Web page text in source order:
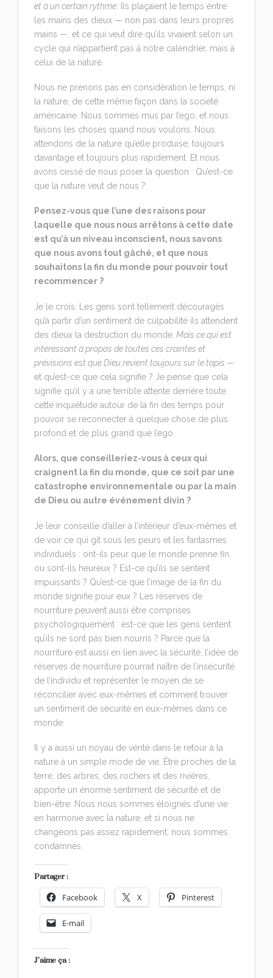
et à un certain rythme . Ils plaçaient le temps entre
les mains des dieux — non pas dans leurs propres
mains —, et ce qui veut dire qu’ils vivaient selon un
cycle qui n’appartient pas à notre calendrier, mais à
celui de la nature.
Nous ne prenons pas en considération le temps, ni
la nature, de cette même façon dans la société
américaine. Nous sommes mus par l’ego, et nous
faisons les choses quand nous voulons. Nous
attendons de la nature qu’elle produise, toujours
davantage et toujours plus rapidement. Et nous
avons cessé de nous poser la question : Qu’est-ce
que la nature veut de nous ?
Pensez-vous que l’une des raisons pour
laquelle que nous nous arrêtons à cette date
est qu’à un niveau inconscient, nous savons
que nous avons tout gâché, et que nous
souhaitons la fin du monde pour pouvoir tout
recommencer ?
Je le crois. Les gens sont tellement découragés
qu’à partir d’un sentiment de culpabilité ils attendent
des dieux la destruction du monde. Mais ce qui est
intéressant à propos de toutes ces craintes et
prévisions est que Dieu revient toujours sur le tapis —
et qu’est-ce que cela signifie ? Je pense que cela
signifie qu’il y a une terrible attente derrière toute
cette inquiétude autour de la fin des temps pour
pouvoir se reconnecter à quelque chose de plus
profond et de plus grand que l’ego.
Alors, que conseilleriez-vous à ceux qui
craignent la fin du monde, que ce soit par une
catastrophe environnementale ou par la main
de Dieu ou autre événement divin ?
Je leur conseille d’aller à l’intérieur d’eux-mêmes et
de voir ce qui git sous les peurs et les fantasmes
individuels : ont-ils peur que le monde prenne fin,
ou sont-ils heureux ? Est-ce qu’ils se sentent
impuissants ? Qu’est-ce que l’image de la fin du
monde signifie pour eux ? Les réserves de
nourriture peuvent aussi être comprises
psychologiquement : est-ce que les gens sentent
qu’ils ne sont pas bien nourris ? Parce que la
nourriture est aussi en lien avec la sécurité, l’idée de
réserves de nourriture pourrait naître de l’insécurité
de l’individu et représenter le moyen de se
réconcilier avec eux-mêmes et comment trouver
un sentiment de sécurité en eux-mêmes dans ce
monde.
Il y a aussi un noyau de vérité dans le retour à la
nature à un simple mode de vie. Être proches de la
terre, des arbres, des rochers et des rivières,
apporte un énorme sentiment de sécurité et de
bien-être. Nous nous sommes éloignés d’une vie
en harmonie avec la nature, et si nous ne
changeons pas assez rapidement, nous sommes
condamnés.
Partager :
Facebook X Pinterest
E-mail
J’aime ça :